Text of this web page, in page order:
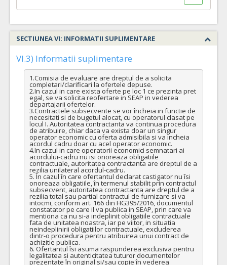
SECTIUNEA VI: INFORMATII SUPLIMENTARE
VI.3) Informatii suplimentare
1.Comisia de evaluare are dreptul de a solicita
completari/clarificari la ofertele depuse.
2.In cazul in care exista oferte pe loc 1 ce prezinta pret
egal, se va solicita reofertare in SEAP in vederea
departajarii ofertelor.
3.Contractele subsecvente se vor încheia in functie de
necesitati si de bugetul alocat, cu operatorul clasat pe
locul I. Autoritatea contractanta va continua procedura
de atribuire, chiar daca va exista doar un singur
operator economic cu oferta admisibila si va incheia
acordul cadru doar cu acel operator economic.
4.In cazul in care operatorii economici semnatari ai
acordului-cadru nu isi onoreaza obligatiile
contractuale, autoritatea contractanta are dreptul de a
rezilia unilateral acordul-cadru.
5. În cazul în care ofertantul declarat castigator nu îsi
onoreaza obligatiile, în termenul stabilit prin contractul
subsecvent, autoritatea contractanta are dreptul de a
rezilia total sau partial contractul de furnizare si va
intocmi, conform art. 166 din HG395/2016, documentul
constatator pe care il va publica in SEAP, prin care va
mentiona ca nu si-a indeplinit obligatiile contractuale
fata de unitatea noastra, iar pe viitor, in situatia
neindeplinirii obligatiilor contractuale, excluderea
dintr-o procedura pentru atribuirea unui contract de
achizitie publica.
6. Ofertantul îsi asuma raspunderea exclusiva pentru
legalitatea si autenticitatea tuturor documentelor
prezentate în original si/sau copie în vederea